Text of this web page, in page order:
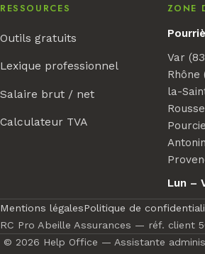
RESSOURCES
Outils gratuits
Lexique professionnel
Salaire brut / net
Calculateur TVA
ZONE
Var
Rhône
la-
Lun –
Mentions légalesPolitique de
RC Pro Abeille Assurances — réf. client
© 2026 Help Office — Assistante